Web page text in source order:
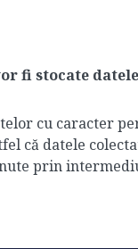
fi stocate
cu caracter
că datele
prin